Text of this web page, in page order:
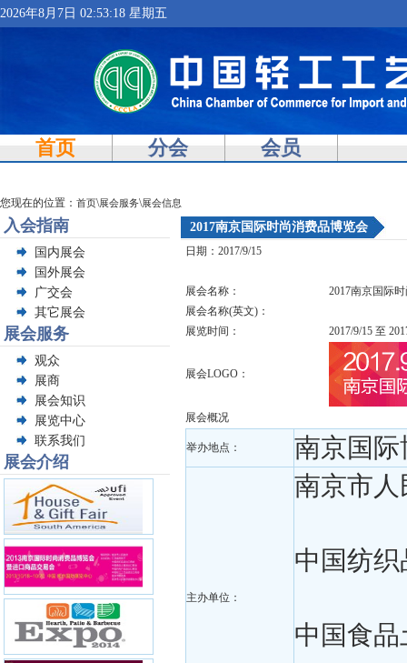
2026年8月7日 02:53:18 星期五
首页 分会 会员
您现在的位置： 首页\展会服务\展会信息
入会指南
国内展会
国外展会
广交会
其它展会
展会服务
观众
展商
展会知识
展览中心
联系我们
展会介绍
2017南京国际时尚消费品博览会
日期： 2017/9/15
展会名称：
2017南京国际
展会名称(英文)：
展览时间：
2017/9/15 至
展会LOGO：
展会概况
举办地点： 南京国际
主办单位：
南京市人
中国纺
中国食